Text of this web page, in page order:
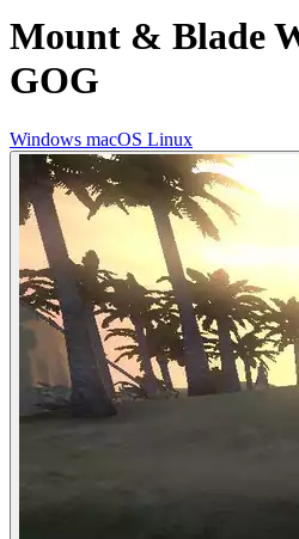
Mount & Blade
GOG
Windows macOS Linux